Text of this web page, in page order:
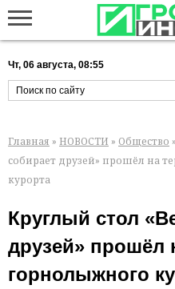
Чт, 06 августа, 08:55
Главная » НОВОСТИ » Общество
собирает друзей» прошёл на
курорта
Круглый стол
друзей» прошёл
горнолыжного